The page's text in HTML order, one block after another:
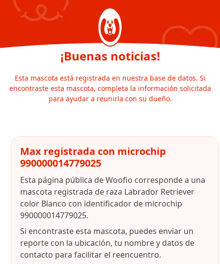
¡Buenas noticias!
Esta mascota está registrada en nuestra base de datos. Si
encontraste esta mascota, completa la información solicitada
para ayudar a reunirla con su dueño.
Max registrada con microchip
990000014779025
Esta página pública de Woofio corresponde a una
mascota registrada de raza Labrador Retriever
color Blanco con identificador de microchip
990000014779025.
Si encontraste esta mascota, puedes enviar un
reporte con la ubicación, tu nombre y datos de
contacto para facilitar el reencuentro.